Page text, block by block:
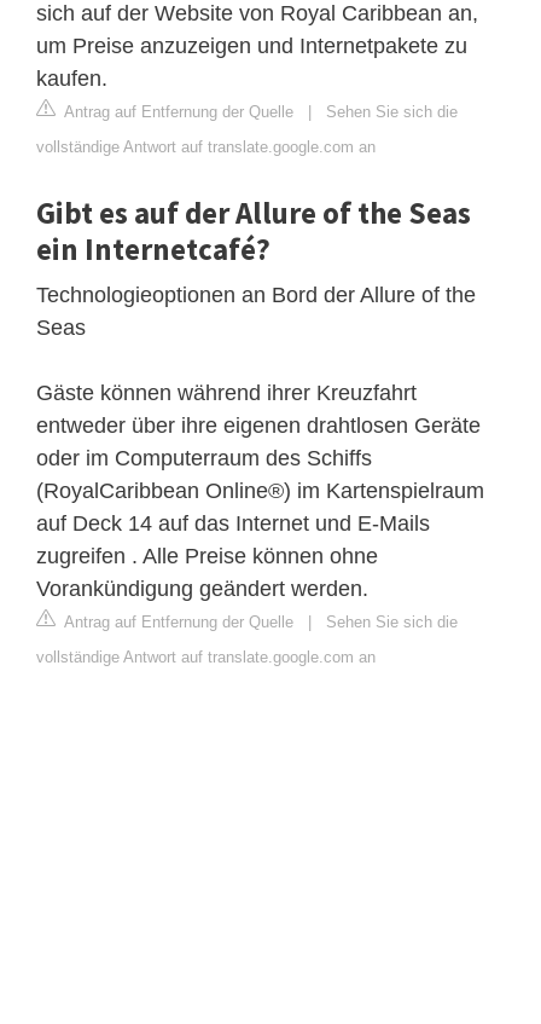
sich auf der Website von Royal Caribbean an,
um Preise anzuzeigen und Internetpakete zu
kaufen.
Antrag auf Entfernung der Quelle
Sehen Sie sich die
vollständige Antwort auf translate.google.com an
Gibt es auf der Allure of the Seas
ein Internetcafé?
Technologieoptionen an Bord der Allure of the
Seas
Gäste können während ihrer Kreuzfahrt
entweder über ihre eigenen drahtlosen Geräte
oder im Computerraum des Schiffs
(RoyalCaribbean Online®) im Kartenspielraum
auf Deck 14 auf das Internet und E-Mails
zugreifen . Alle Preise können ohne
Vorankündigung geändert werden.
Antrag auf Entfernung der Quelle
Sehen Sie sich die
vollständige Antwort auf translate.google.com an